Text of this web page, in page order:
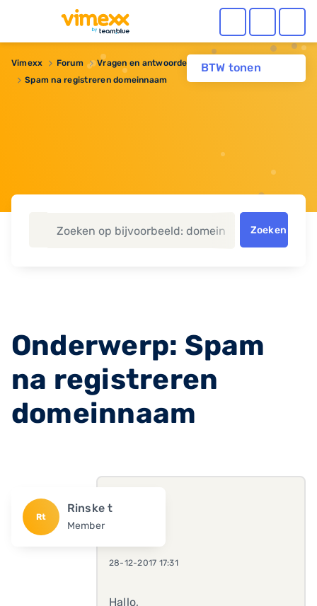
BTW tonen
Vimexx Forum Vragen en antwoorden
Domeinnaam
Spam na registreren domeinnaam
Zoeken
Onderwerp: Spam
na registreren
domeinnaam
Rt
Rinske t
Member
28-12-2017 17:31
Hallo,